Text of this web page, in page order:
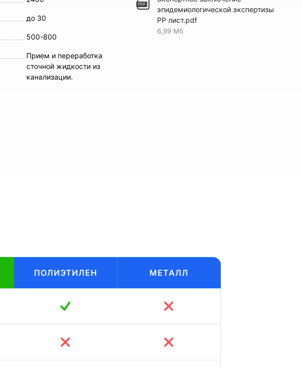
до 30
500-800
Прием и переработка
сточной жидкости из
канализации.
эпидемиологической экспертизы
PP лист.pdf
6,99 Мб
ПОЛИЭТИЛЕН МЕТАЛЛ